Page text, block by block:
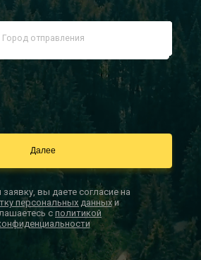
Заказать звонок
Контакты
вы даете согласие на
персональных данныхи
с политикой